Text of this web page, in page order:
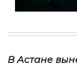
В Астане